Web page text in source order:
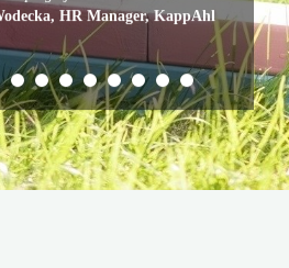
HR Manager, KappAhl